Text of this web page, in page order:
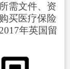
需文件、资
买医疗保险
年英国留